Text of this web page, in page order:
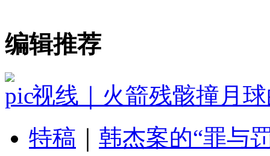
编辑推荐
视线｜火箭残骸撞月
特稿
韩杰案的“罪与